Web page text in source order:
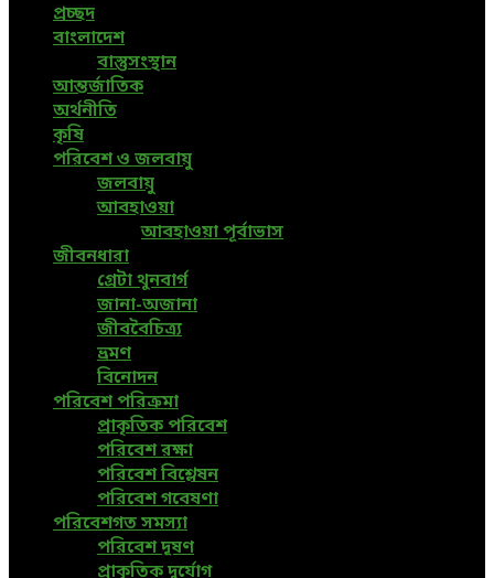
প্রচ্ছদ
বাংলাদেশ
বাস্তুসংস্থান
আন্তর্জাতিক
অর্থনীতি
কৃষি
পরিবেশ ও জলবায়ু
জলবায়ু
আবহাওয়া
আবহাওয়া পূর্বাভাস
জীবনধারা
গ্রেটা থুনবার্গ
জানা-অজানা
জীববৈচিত্র্য
ভ্রমণ
বিনোদন
পরিবেশ পরিক্রমা
প্রাকৃতিক পরিবেশ
পরিবেশ রক্ষা
পরিবেশ বিশ্লেষন
পরিবেশ গবেষণা
পরিবেশগত সমস্যা
পরিবেশ দূষণ
প্রাকৃতিক দুর্যোগ